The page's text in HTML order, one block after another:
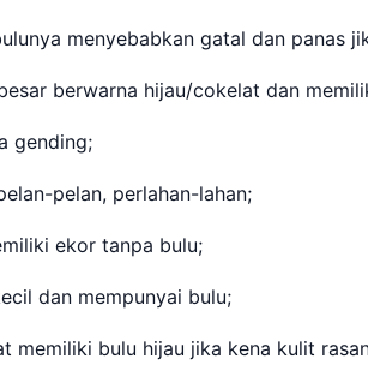
menyebabkan gatal dan panas
berwarna hijau/cokelat dan
gending;
pelan, perlahan-lahan;
ekor tanpa bulu;
dan mempunyai bulu;
memiliki bulu hijau jika kena kulit